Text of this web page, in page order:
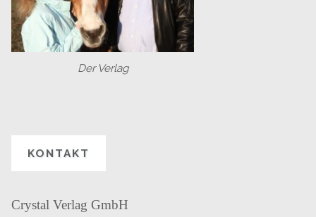
Der Verlag
KONTAKT
Crystal Verlag GmbH